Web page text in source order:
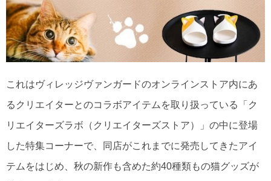
これはヴィレッジヴァンガードのオンラインストア内にあ
るクリエイターとのコラボアイテムを取り扱っている「ク
リエイターズラボ（クリエイターズストア）」の中に登場
した特集コーナーで、同店がこれまでに発売してきたアイ
テムをはじめ、秋の新作も含めた約40種類もの猫グッズが